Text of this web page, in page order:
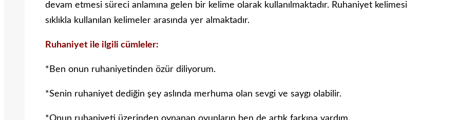
devam etmesi süreci anlamına gelen bir kelime olarak kullanılmaktadır. Ruhaniyet kelimesi
sıklıkla kullanılan kelimeler arasında yer almaktadır.
Ruhaniyet ile ilgili cümleler:
*Ben onun ruhaniyetinden özür diliyorum.
*Senin ruhaniyet dediğin şey aslında merhuma olan sevgi ve saygı olabilir.